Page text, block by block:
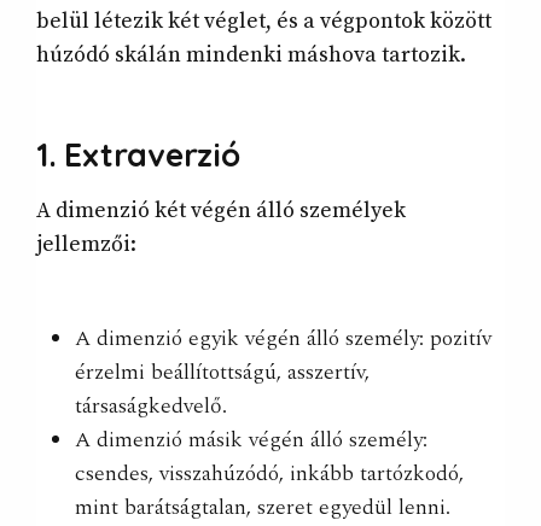
belül létezik két véglet, és a végpontok között
húzódó skálán mindenki máshova tartozik.
1. Extraverzió
A dimenzió két végén álló személyek
jellemzői:
A dimenzió egyik végén álló személy: pozitív
érzelmi beállítottságú, asszertív,
társaságkedvelő.
A dimenzió másik végén álló személy:
csendes, visszahúzódó, inkább tartózkodó,
mint barátságtalan, szeret egyedül lenni.